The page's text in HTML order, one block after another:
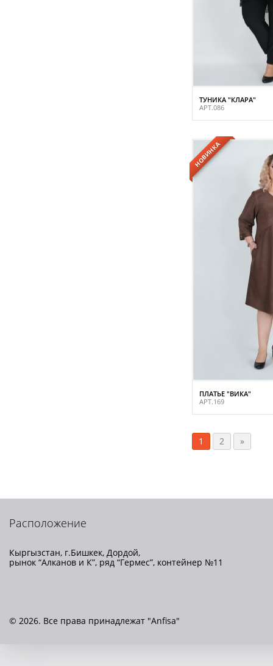
ТУНИКА "КЛАРА"
АРТ.086
НОВИНКА
ПЛАТЬЕ "ВИКА"
АРТ.169
1 2 »
Расположение
Кыргызстан, г.Бишкек, Дордой,
рынок “Алканов и К”, ряд “Гермес”, контейнер №11
© 2026. Все права принадлежат "Anfisa"